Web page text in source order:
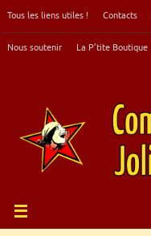
au
Tous les liens utiles ! Contacts
Nous soutenir La P’tite Boutique